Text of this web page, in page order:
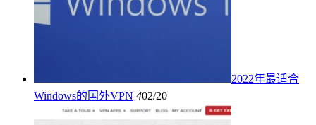
2022年最适合
Windows的国外VPN 402/20